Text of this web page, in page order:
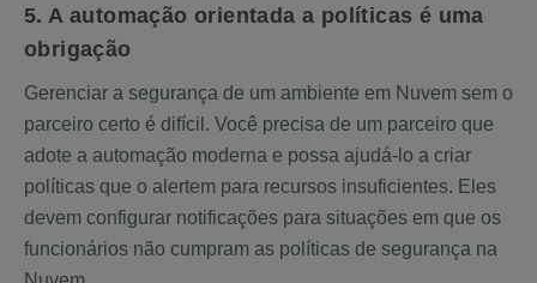
5. A automação orientada a políticas é uma
obrigação
Gerenciar a segurança de um ambiente em Nuvem sem o
parceiro certo é difícil. Você precisa de um parceiro que
adote a automação moderna e possa ajudá-lo a criar
políticas que o alertem para recursos insuficientes. Eles
devem configurar notificações para situações em que os
funcionários não cumpram as políticas de segurança na